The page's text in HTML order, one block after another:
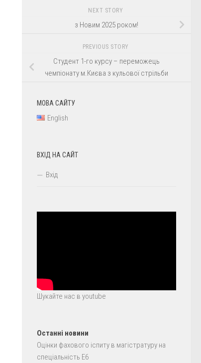
NEXT STORY
з Новим 2025 роком!
PREVIOUS STORY
Студент 1-го курсу – переможець
чемпіонату м.Києва з кульової стрільби
МОВА САЙТУ
English
ВХІД НА САЙТ
Вхід
Шукайте нас в youtube
Останні новини
Оцінки фахового іспиту в магістратуру на
спеціальність E6